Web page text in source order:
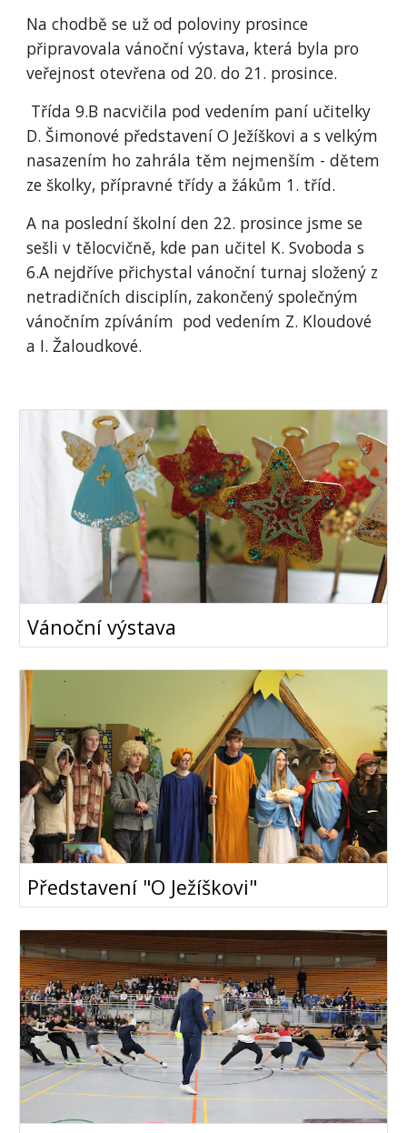
Na chodbě se už od poloviny prosince
připravovala vánoční výstava, která byla pro
veřejnost otevřena od 20. do 21. prosince.
Třída 9.B nacvičila pod vedením paní učitelky
D. Šimonové představení O Ježíškovi a s velkým
nasazením ho zahrála těm nejmenším - dětem
ze školky, přípravné třídy a žákům 1. tříd.
A na poslední školní den 22. prosince jsme se
sešli v tělocvičně, kde pan učitel K. Svoboda s
6.A nejdříve přichystal vánoční turnaj složený z
netradičních disciplín, zakončený společným
vánočním zpíváním pod vedením Z. Kloudové
a I. Žaloudkové.
Vánoční výstava
Představení "O Ježíškovi"